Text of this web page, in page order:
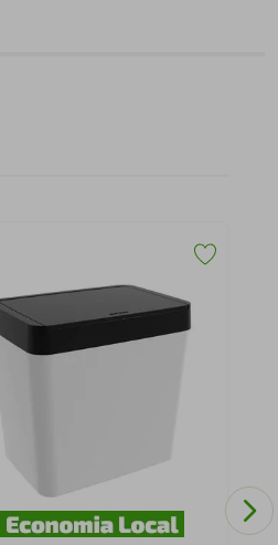
com
Piva